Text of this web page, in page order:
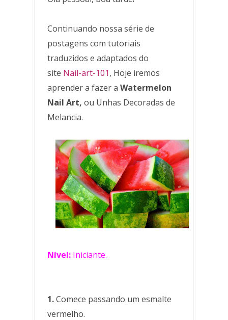
Continuando nossa série de
postagens com tutoriais
traduzidos e adaptados do
site Nail-art-101, Hoje iremos
aprender a fazer a Watermelon
Nail Art, ou Unhas Decoradas de
Melancia.
Nível: Iniciante.
1.Comece passando um esmalte
vermelho.